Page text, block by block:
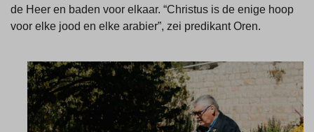
de Heer en baden voor elkaar. “Christus is de enige hoop
voor elke jood en elke arabier”, zei predikant Oren.